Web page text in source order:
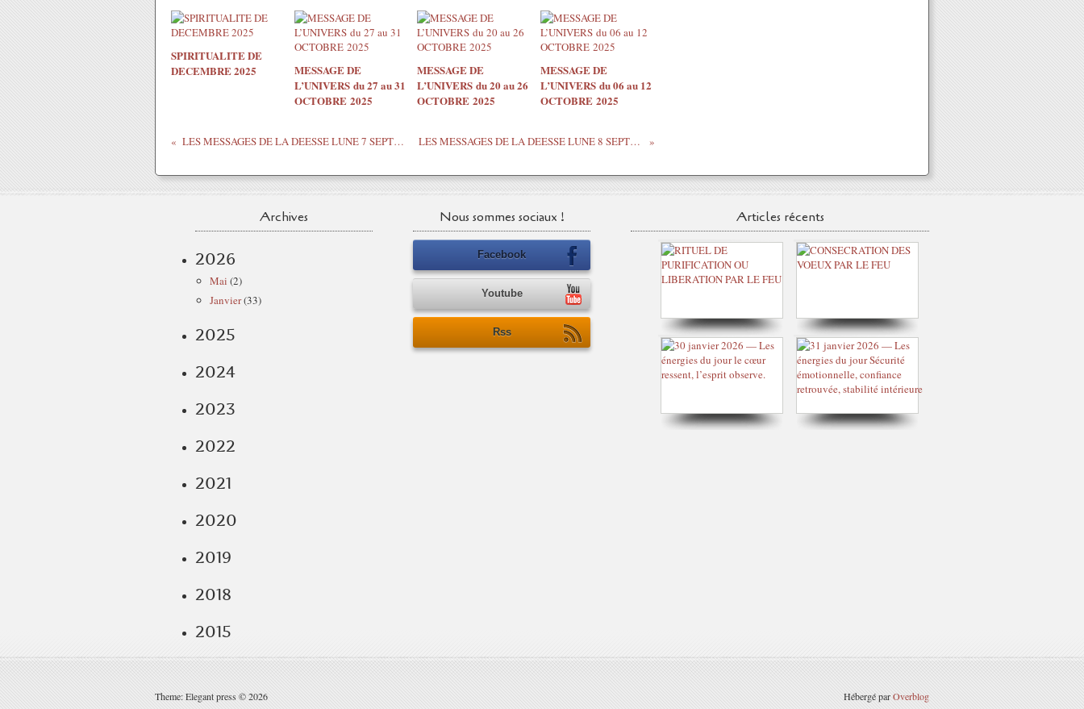
SPIRITUALITE DE
DECEMBRE 2025
MESSAGE DE
L’UNIVERS du 27 au 31
OCTOBRE 2025
MESSAGE DE
L’UNIVERS du 20 au 26
OCTOBRE 2025
MESSAGE DE
L’UNIVERS du 06 au 12
OCTOBRE 2025
LES MESSAGES DE LA DEESSE LUNE 7 SEPTEMBRE 2020 LES MESSAGES DE LA DEESSE LUNE 8 SEPTEMBRE 2020
Archives
2026
Mai (2)
Janvier(33)
2025
2024
2023
2022
2021
2020
2019
2018
2015
Nous sommes sociaux !
Facebook
Youtube
Rss
Articles récents
Theme: Elegant press © 2026 Hébergé parOverblog